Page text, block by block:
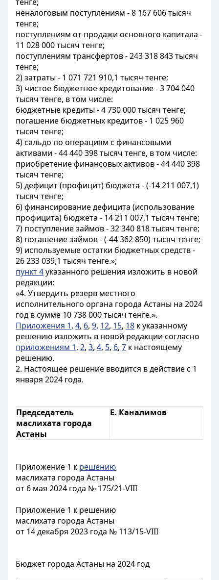
неналоговым поступлениям - 8 167 606 тысяч
тенге;
поступлениям от продажи основного капитала -
11 028 000 тысяч тенге;
поступлениям трансфертов - 243 318 843 тысяч
тенге;
2) затраты - 1 071 721 910,1 тысяч тенге;
3) чистое бюджетное кредитование - 3 704 040
тысяч тенге, в том числе:
бюджетные кредиты - 4 730 000 тысяч тенге;
погашение бюджетных кредитов - 1 025 960
тысяч тенге;
4) сальдо по операциям с финансовыми
активами - 44 440 398 тысяч тенге, в том числе:
приобретение финансовых активов - 44 440 398
тысяч тенге;
5) дефицит (профицит) бюджета - (-14 211 007,1)
тысяч тенге;
6) финансирование дефицита (использование
профицита) бюджета - 14 211 007,1 тысяч тенге;
7) поступление займов - 32 340 818 тысяч тенге;
8) погашение займов - (-44 362 850) тысяч тенге;
9) используемые остатки бюджетных средств -
26 233 039,1 тысяч тенге.»;
пункт 4указанного решения изложить в новой
редакции:
«4. Утвердить резерв местного
исполнительного органа города Астаны на 2024
год в сумме 10 738 000 тысяч тенге.».
Приложения 1, 4, 6, 9, 12, 15, 18 к указанному
решению изложить в новой редакции согласно
приложениям 1, 2, 3, 4, 5, 6, 7 к настоящему
решению.
2. Настоящее решение вводится в действие с 1
января 2024 года.
Председатель
маслихата города
Астаны
Е. Каналимов
Приложение 1 к решению
маслихата города Астаны
от 6 мая 2024 года № 175/21-VIII
Приложение 1 к решению
маслихата города Астаны
от 14 декабря 2023 года № 113/15-VIII
Бюджет города Астаны на 2024 год